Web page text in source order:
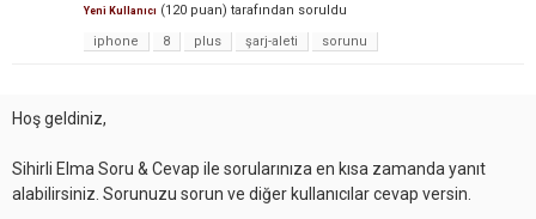
Yeni Kullanıcı (120 puan) tarafından soruldu
iphone
8 plus şarj-aleti sorunu
Hoş geldiniz,
Sihirli Elma Soru & Cevap ile sorularınıza en kısa zamanda yanıt
alabilirsiniz. Sorunuzu sorun ve diğer kullanıcılar cevap versin.